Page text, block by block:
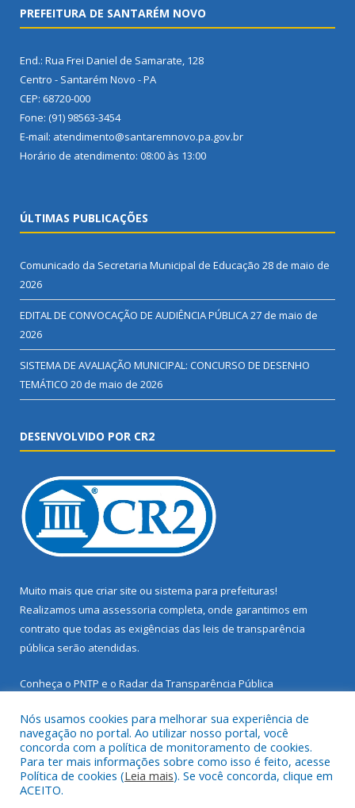
PREFEITURA DE SANTARÉM NOVO
End.: Rua Frei Daniel de Samarate, 128
Centro - Santarém Novo - PA
CEP: 68720-000
Fone: (91) 98563-3454
E-mail: atendimento@santaremnovo.pa.gov.br
Horário de atendimento: 08:00 às 13:00
ÚLTIMAS PUBLICAÇÕES
Comunicado da Secretaria Municipal de Educação 28 de maio de
2026
EDITAL DE CONVOCAÇÃO DE AUDIÊNCIA PÚBLICA27 de maio de
2026
SISTEMA DE AVALIAÇÃO MUNICIPAL: CONCURSO DE DESENHO
TEMÁTICO 20 de maio de 2026
DESENVOLVIDO POR CR2
Muito mais que criar site ou sistema para prefeituras!
Realizamos uma assessoria completa, onde garantimos em
contrato que todas as exigências das leis de transparência
pública serão atendidas.
Conheça o PNTP e o Radar da Transparência Pública
Todos os direitos reservados a Prefeitura Municipal de Santarém
Novo.
Nós usamos cookies para melhorar sua experiência de
navegação no portal. Ao utilizar nosso portal, você
concorda com a política de monitoramento de cookies.
Para ter mais informações sobre como isso é feito, acesse
Política de cookies (Leia mais). Se você concorda, clique em
ACEITO.